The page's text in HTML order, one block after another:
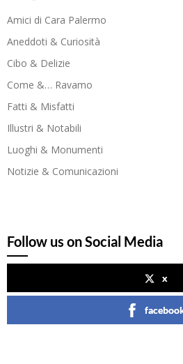
Amici di Cara Palermo
Aneddoti & Curiosità
Cibo & Delizie
Come &… Ravamo
Fatti & Misfatti
Illustri & Notabili
Luoghi & Monumenti
Notizie & Comunicazioni
Follow us on Social Media
x